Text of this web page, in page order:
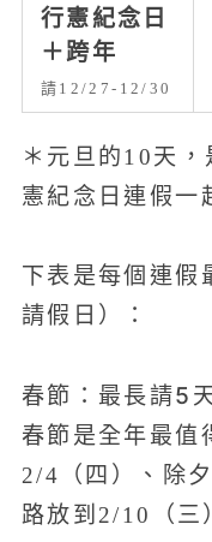
行憲紀念日
＋跨年
請12/27-12/30
＊元旦的10天
憲紀念日連假一
下表是每個連
請假日）：
春節：最長請5
春節是全年最值
2/4（四）、除
路放到2/10（三